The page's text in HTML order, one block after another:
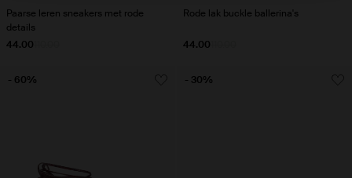
Paarse leren sneakers met rode
details
44.00
Rode lak buckle ballerina's
44.00
- 60% - 30%